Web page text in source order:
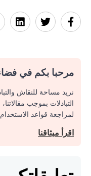
مرحبا بكم في
نريد مساحة للنقاش
التبادلات بموجب
لمراجعة قواعد الاستخدام
اقرأ ميثاقنا